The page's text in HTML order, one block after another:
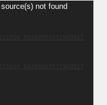
not found